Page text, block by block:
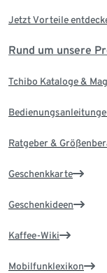
Jetzt Vorteile
Rund um unsere
Tchibo Kataloge &
Ratgeber &
Geschenkkarte
Geschenkideen
Kaffee-Wiki
Mobilfunklexikon